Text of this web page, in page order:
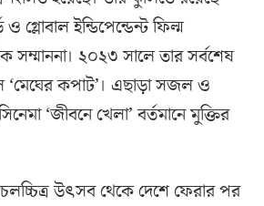
গ্লোবাল ইন্ডিপেন্ডেন্ট ফিল্ম
সম্মাননা। ২০২৩ সালে তার সর্বশেষ
‘মেঘের কপাট’। এছাড়া সজল ও
‘জীবনে খেলা’ বর্তমানে মুক্তির
উৎসব থেকে দেশে ফেরার পর